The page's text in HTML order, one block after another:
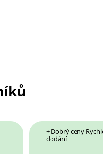
+ Dobrý ceny
dodání